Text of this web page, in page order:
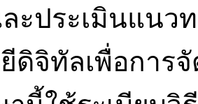
ะประเมินแนว
ดิจิทัลเพื่อการ